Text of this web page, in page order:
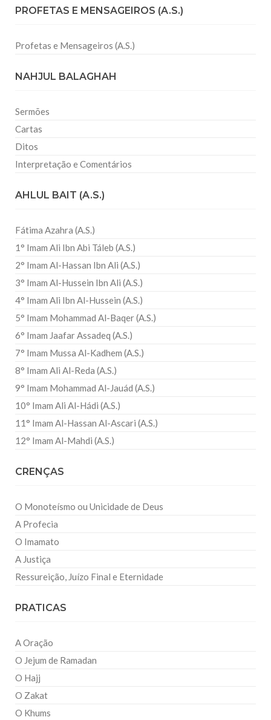
PROFETAS E MENSAGEIROS (A.S.)
Profetas e Mensageiros (A.S.)
NAHJUL BALAGHAH
Sermões
Cartas
Ditos
Interpretação e Comentários
AHLUL BAIT (A.S.)
Fátima Azahra (A.S.)
1° Imam Ali Ibn Abi Táleb (A.S.)
2° Imam Al-Hassan Ibn Ali (A.S.)
3° Imam Al-Hussein Ibn Ali (A.S.)
4° Imam Ali Ibn Al-Hussein (A.S.)
5° Imam Mohammad Al-Baqer (A.S.)
6° Imam Jaafar Assadeq (A.S.)
7° Imam Mussa Al-Kadhem (A.S.)
8° Imam Ali Al-Reda (A.S.)
9° Imam Mohammad Al-Jauád (A.S.)
10° Imam Ali Al-Hádi (A.S.)
11° Imam Al-Hassan Al-Ascari (A.S.)
12° Imam Al-Mahdi (A.S.)
CRENÇAS
O Monoteísmo ou Unicidade de Deus
A Profecia
O Imamato
A Justiça
Ressureição, Juízo Final e Eternidade
PRATICAS
A Oração
O Jejum de Ramadan
O Hajj
O Zakat
O Khums